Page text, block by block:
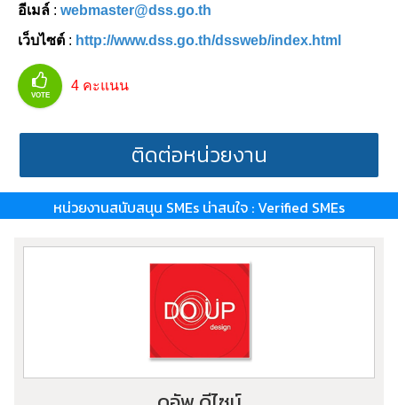
อีเมล์ : webmaster@dss.go.th
เว็บไซต์ : http://www.dss.go.th/dssweb/index.html
VOTE
4 คะแนน
ติดต่อหน่วยงาน
หน่วยงานสนับสนุน SMEs น่าสนใจ : Verified SMEs